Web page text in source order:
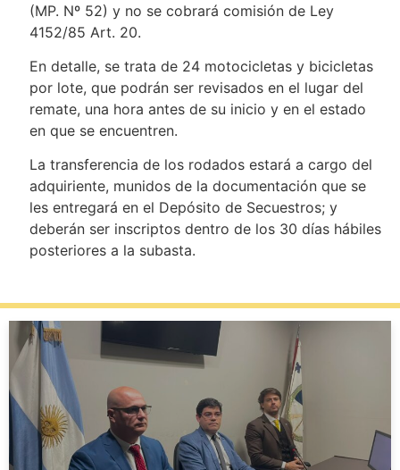
(MP. Nº 52) y no se cobrará comisión de Ley
4152/85 Art. 20.
En detalle, se trata de 24 motocicletas y bicicletas
por lote, que podrán ser revisados en el lugar del
remate, una hora antes de su inicio y en el estado
en que se encuentren.
La transferencia de los rodados estará a cargo del
adquiriente, munidos de la documentación que se
les entregará en el Depósito de Secuestros; y
deberán ser inscriptos dentro de los 30 días hábiles
posteriores a la subasta.